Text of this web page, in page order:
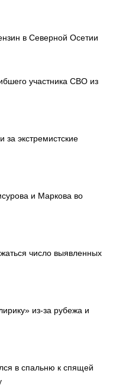
в Северной Осетии
участника СВО из
экстремистские
и Маркова во
число выявленных
из-за рубежа и
в спальню к спящей